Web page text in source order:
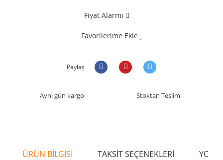
Fiyat Alarmı
Favorilerime Ekle
Paylaş
Aynı gün kargo Stoktan Teslim
ÜRÜN BİLGİSİ TAKSİT SEÇENEKLERİ